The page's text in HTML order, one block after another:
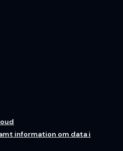
information om data i